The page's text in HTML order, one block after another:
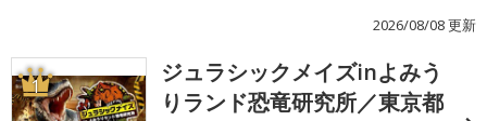
2026/08/08 更新
1
ジュラシックメイズinよみう
りランド恐竜研究所／東京都